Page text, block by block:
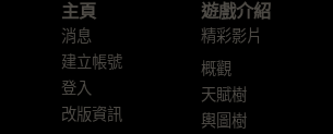
主頁
消息
建立帳號
登入
改版資訊
遊戲介紹
精彩影片
概觀
天賦樹
輿圖樹